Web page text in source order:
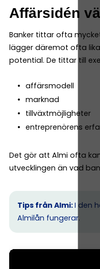
Affärsidén
Banker tittar ofta
lägger däremot ofta
potential. De tittar till
affärsmodell
marknad
tillväxtmöjligheter
entreprenörens
Det gör att Almi ofta
utvecklingen än vad
Tips från Almi:I den
Almilån fungerar.